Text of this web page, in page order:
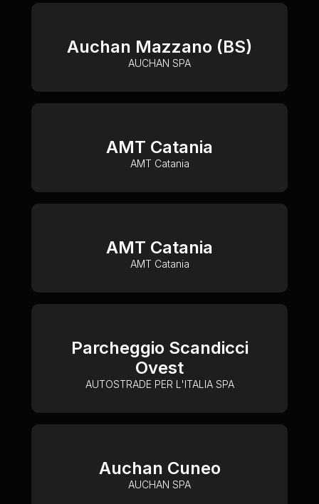
Auchan Mazzano (BS)
AUCHAN SPA
AMT Catania
AMT Catania
AMT Catania
AMT Catania
Parcheggio Scandicci
Ovest
AUTOSTRADE PER L'ITALIA SPA
Auchan Cuneo
AUCHAN SPA